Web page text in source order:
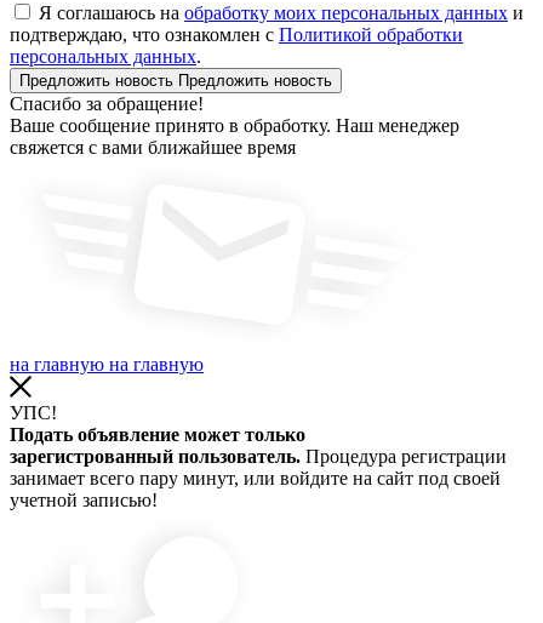
Я соглашаюсь на обработку моих персональных данных и
подтверждаю, что ознакомлен с Политикой обработки
персональных данных.
Предложить новость Предложить новость
Спасибо за обращение!
Ваше сообщение принято в обработку. Наш менеджер
свяжется с вами ближайшее время
на главную на главную
УПС!
Подать объявление может только
зарегистрованный пользователь. Процедура регистрации
занимает всего пару минут, или войдите на сайт под своей
учетной записью!